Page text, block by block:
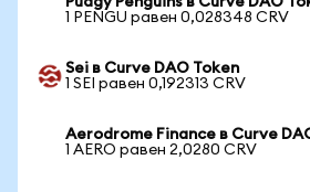
1 PENGU равен 0,028348 CRV
Sei в Curve DAO Token
1 SEI равен 0,192313 CRV
Aerodrome Finance в Curve
1 AERO равен 2,0280 CRV